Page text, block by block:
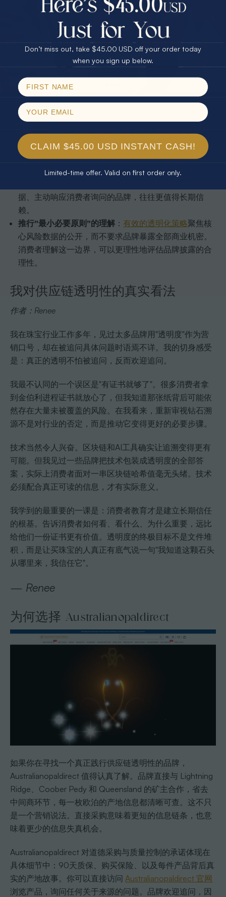
优先选择具备多重认证的品牌：RJC认证加上第三方独
立审核，比单一证书更有参考价值。查阅 珠宝认证标准
可以帮助你快速识别认证的含金量。
关注核心ESG风险点 ：童工、生态破坏、工人权利保障
是供应链中最常被忽视的维度。追问品牌是否有针对这
些风险的具体管控措施，而不仅仅是一般性的道德声
明。参考 可持续珠宝标准
了解行业正在如何应对这些挑
战。
借助第三方报告辅助决策
Witness）、国际特赦组织等机构每年发布矿产供应链
风险报告，这些公开资源是独立评估品牌可信度的有力
工具。
支持持续改进的品牌：透明度不是一个到达即可打勾的
据、主动响应消费者询问的品牌，往往更值得长期信
赖。
推行"最小必要原则"的理解 ：有效的透明化策略聚焦核
心风险数据的公开，而不要求品牌暴露全部商业机密。
消费者理解这一边界，可以更理性地评估品牌披露的合
理性。
我对供应链透明性的真实看法
作者：Renee
我在珠宝行业工作多年，见过太多品牌用"透明度"作为营
销口号，却在被追问具体问题时语焉不详。我的切身感受
是：真正的透明不怕被追问，反而欢迎追问。
我最不认同的一个误区是"有证书就够了"。很多消费者拿
到金伯利进程证书就放心了，但我知道那张纸背后可能依
然存在大量未被覆盖的风险。在我看来，重新审视钻石溯
源不是对行业的否定，而是推动它变得更好的必要步骤。
技术当然令人兴奋。区块链和AI工具确实让追溯变得更有
可能。但我见过一些品牌把技术包装成透明度的全部答
案，实际上消费者面对一串区块链哈希值毫无头绪。技术
必须配合真正可读的信息，才有实际意义。
我学到的最重要的一课是：消费者教育才是建立长期信任
的根基。告诉消费者如何看、看什么、为什么重要，远比
给他们一份证书更有价值。透明度的终极目标不是文件堆
积，而是让买珠宝的人真正有底气说一句"我知道这颗石头
从哪里来，我信任它"。
— Renee
为何选择 Australianopaldirect
如果你在寻找一个真正践行供应链透明性的品牌，
Australianopaldirect 值得认真了解。品牌直接与 Lightning
Ridge、Coober Pedy 和 Queensland 的矿主合作，省去
中间商环节，每一枚欧泊的产地信息都清晰可查。这不只
是一个营销说法。直接采购意味着更短的信息链条，也意
味着更少的信息失真机会。
Australianopaldirect 对道德采购与质量控制的承诺体现在
具体细节中：90天质保、购买保险、以及每件产品背后真
实的产地故事。你可以直接访问 Australianopaldirect 官网
浏览产品，询问任何关于来源的问题。品牌欢迎追问，因
30% Off
40% Off
$75.00 CASH
25% Off
Email
Don’t miss out, take $45.00 USD off your order today
when you sign up below.
CLAIM $45.00 USD INSTANT CASH!
Limited-time offer. Valid on first order only.